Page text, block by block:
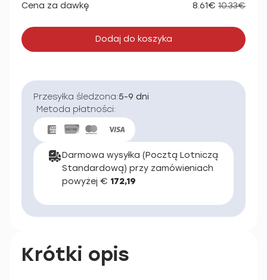
Cena za dawkę 8.61€ 10.33€
Dodaj do koszyka
Przesyłka śledzona:5-9 dni
Metoda płatności:
Darmowa wysyłka (Pocztą Lotniczą
Standardową) przy zamówieniach
powyżej € 172,19
Krótki opis